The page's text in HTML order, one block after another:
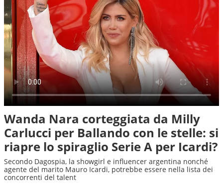
Wanda Nara corteggiata da Milly
Carlucci per Ballando con le stelle: si
riapre lo spiraglio Serie A per Icardi?
Secondo Dagospia, la showgirl e influencer argentina nonché
agente del marito Mauro Icardi, potrebbe essere nella lista dei
concorrenti del talent